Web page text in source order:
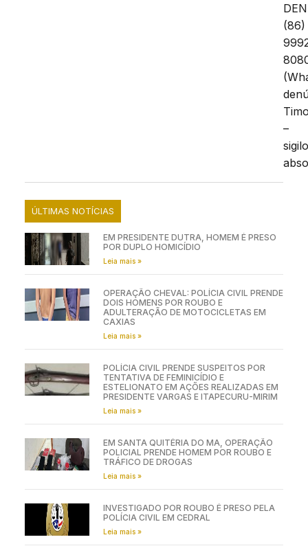
(86)
–
ÚLTIMAS NOTÍCIAS
EM PRESIDENTE DUTRA, HOMEM É PRESO
POR DUPLO HOMICÍDIO
Leia mais »
OPERAÇÃO CHEVAL: POLÍCIA CIVIL PRENDE
DOIS HOMENS POR ROUBO E
ADULTERAÇÃO DE MOTOCICLETAS EM
CAXIAS
Leia mais »
POLÍCIA CIVIL PRENDE SUSPEITOS POR
TENTATIVA DE FEMINICÍDIO E
ESTELIONATO EM AÇÕES REALIZADAS EM
PRESIDENTE VARGAS E ITAPECURU-MIRIM
Leia mais »
EM SANTA QUITÉRIA DO MA, OPERAÇÃO
POLICIAL PRENDE HOMEM POR ROUBO E
TRÁFICO DE DROGAS
Leia mais »
INVESTIGADO POR ROUBO É PRESO PELA
POLÍCIA CIVIL EM CEDRAL
Leia mais »